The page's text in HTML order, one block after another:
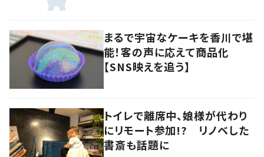
まるで宇宙なケーキを香川で堪
能！客の声に応えて商品化
【SNS映えを追う】
トイレで離席中、娘様が代わり
にリモート参加!? リノベした
書斎も話題に